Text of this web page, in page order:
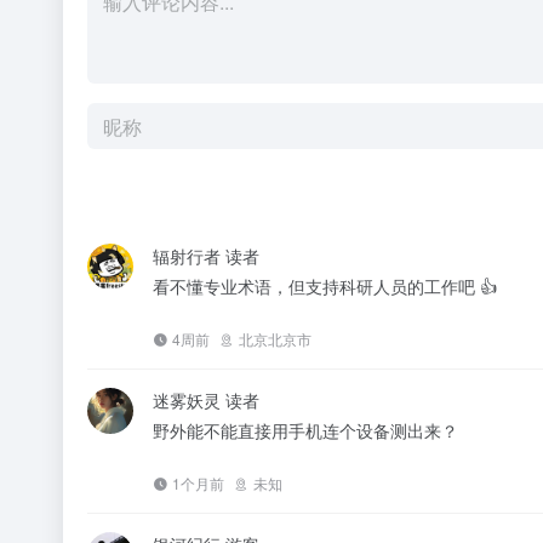
辐射行者 读者
看不懂专业术语，但支持科研人员的工作吧 👍
4周前 北京北京市
迷雾妖灵 读者
野外能不能直接用手机连个设备测出来？
1个月前 未知